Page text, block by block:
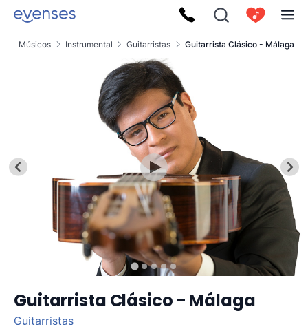
Músicos Instrumental Guitarristas Guitarrista Clásico - Málaga
Guitarrista Clásico - Málaga
Guitarristas